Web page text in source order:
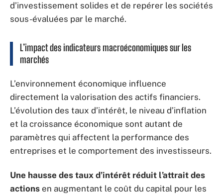
d’investissement solides et de repérer les sociétés
sous-évaluées par le marché.
L’impact des indicateurs macroéconomiques sur les
marchés
L’environnement économique influence
directement la valorisation des actifs financiers.
L’évolution des taux d’intérêt, le niveau d’inflation
et la croissance économique sont autant de
paramètres qui affectent la performance des
entreprises et le comportement des investisseurs.
Une hausse des taux d’intérêt réduit l’attrait des
actions en augmentant le coût du capital pour les